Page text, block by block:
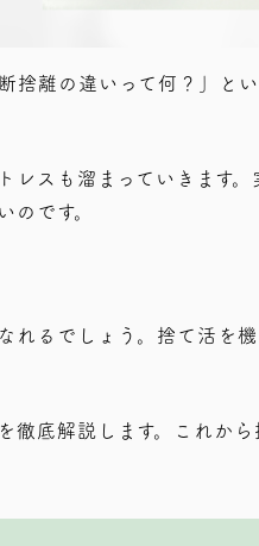
捨離の違いって何？」と
スも溜まっていきます
のです。
れるでしょう。捨て活を
徹底解説します。これか